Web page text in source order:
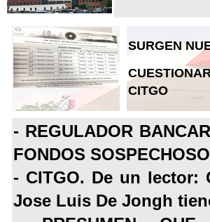
SURGEN
CITGO
- REGULADOR
FONDOS
- CITGO. De un lector:
Jose Luis De Jongh